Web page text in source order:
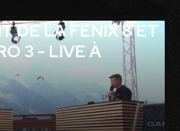
DE LA FENIX 8 ET
3 - LIVE À